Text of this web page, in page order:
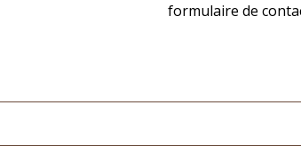
formulaire de